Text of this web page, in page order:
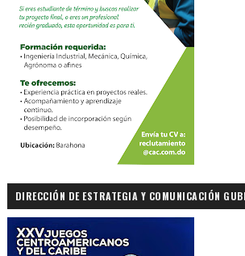
DIRECCIÓN DE ESTRATEGIA Y COMUNICACIÓN